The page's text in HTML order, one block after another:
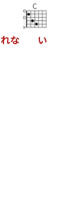
れな
C
い